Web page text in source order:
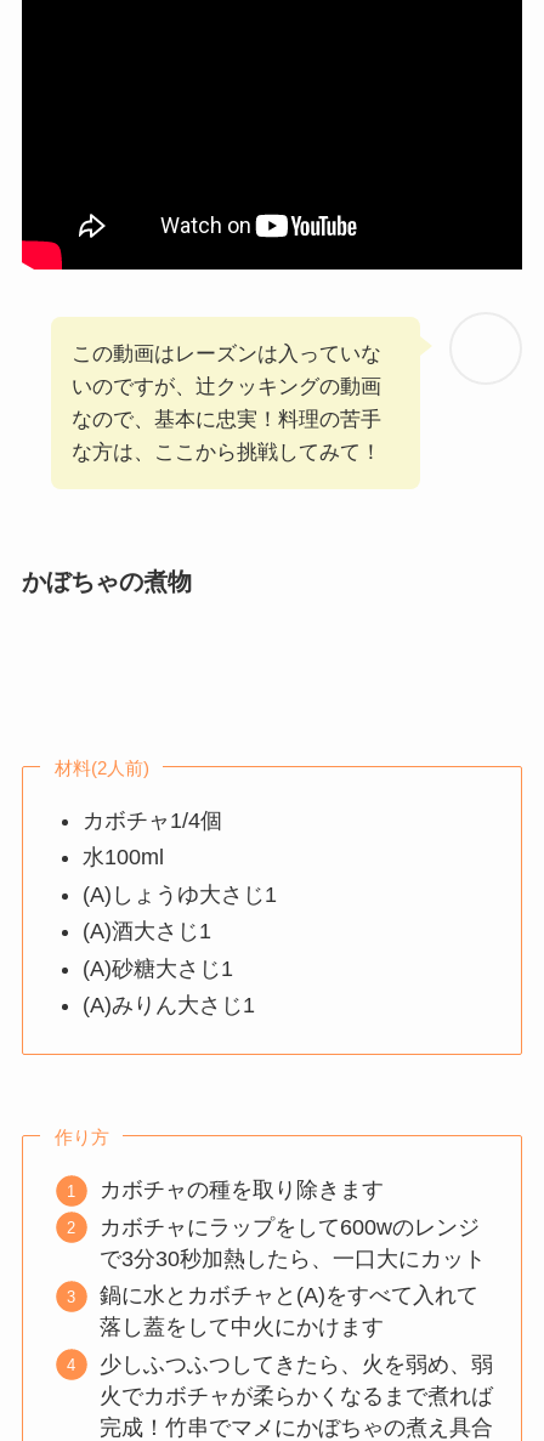
この動画はレーズンは入っていな
いのですが、辻クッキングの動画
なので、基本に忠実！料理の苦手
な方は、ここから挑戦してみて！
かぼちゃの煮物
材料(2人前)
カボチャ1/4個
水100ml
(A)しょうゆ大さじ1
(A)酒大さじ1
(A)砂糖大さじ1
(A)みりん大さじ1
作り方
カボチャの種を取り除きます
カボチャにラップをして600wのレンジ
で3分30秒加熱したら、一口大にカット
鍋に水とカボチャと(A)をすべて入れて
落し蓋をして中火にかけます
少しふつふつしてきたら、火を弱め、弱
火でカボチャが柔らかくなるまで煮れば
完成！竹串でマメにかぼちゃの煮え具合